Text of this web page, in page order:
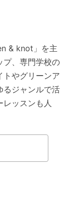
& knot」を主
プ、専門学校の
トやグリーンア
るジャンルで活
レッスンも人